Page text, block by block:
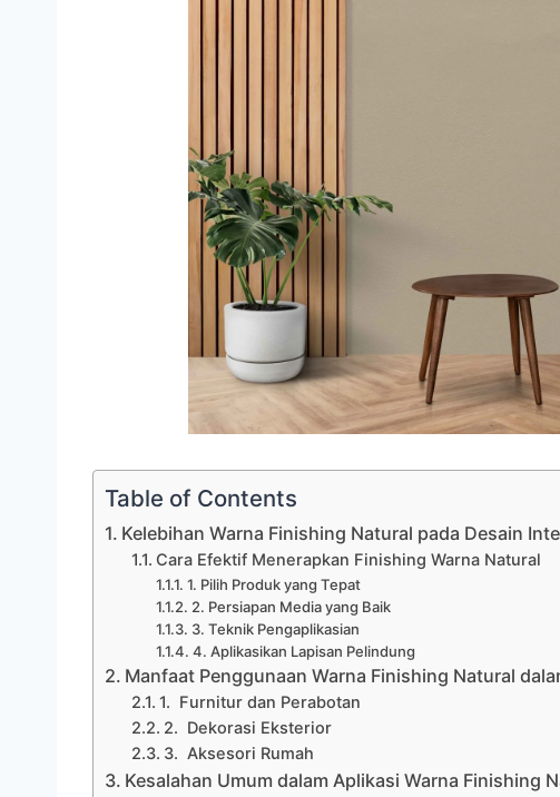
Table of Contents
Kelebihan Warna Finishing Natural pada Desain
Cara Efektif Menerapkan Finishing Warna Natural
1. Pilih Produk yang Tepat
2. Persiapan Media yang Baik
3. Teknik Pengaplikasian
4. Aplikasikan Lapisan Pelindung
Manfaat Penggunaan Warna Finishing Natural
1. Furnitur dan Perabotan
2. Dekorasi Eksterior
3. Aksesori Rumah
Kesalahan Umum dalam Aplikasi Warna Finishing